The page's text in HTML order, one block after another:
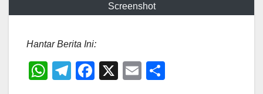
Screenshot
Hantar Berita Ini:
W
T
F
X
E